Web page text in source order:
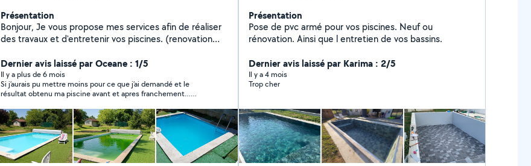
Présentation
Bonjour, Je vous propose mes services afin de réaliser
des travaux et d'entretenir vos piscines. (renovation
traitement du chlore en sel, Changement de sonde ou
de pompe sur l'installation en place...). J'ai de
l'expérience dans le domaine et diplômés dans le
traitement des eaux. Je répond à toutes questions
n'hésitez pas à me contacter je suis disponible. Merci.
Dernier avis laissé par Oceane : 1/5
Il y a plus de 6 mois
Si j’aurais pu mettre moins pour ce que j’ai demandé et le
résultat obtenu ma piscine avant et apres franchement…
Présentation
Pose de pvc armé pour vos piscines. Neuf ou
rénovation. Ainsi que l entretien de vos bassins.
Dernier avis laissé par Karima : 2/5
Il y a 4 mois
Trop cher